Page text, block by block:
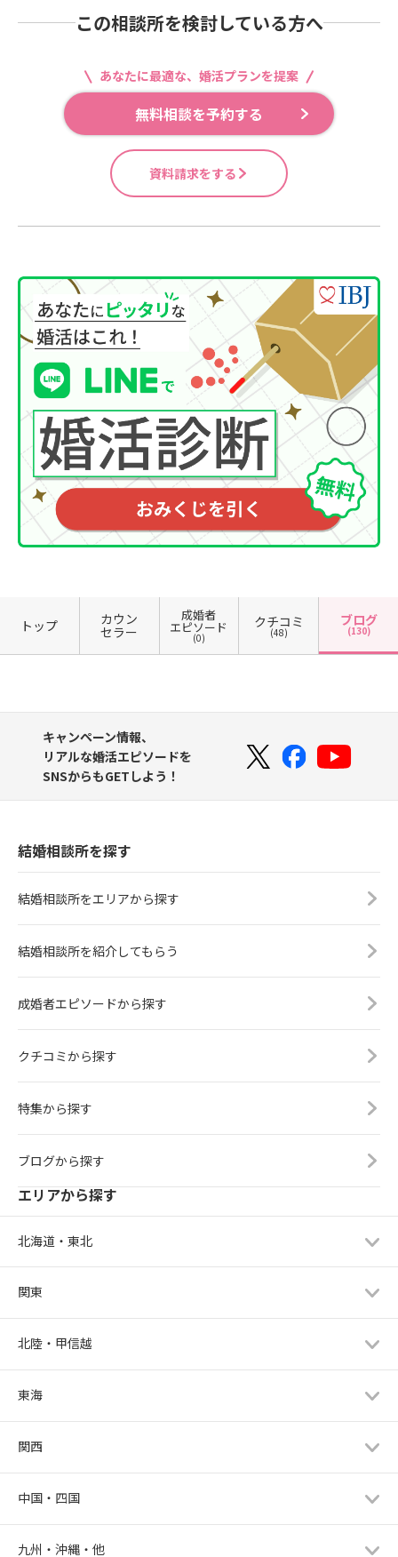
この相談所を検討している方へ
あなたに最適な、婚活プランを提案
無料相談を予約する
資料請求をする
トップ カウン
セラー
成婚者
エピソード
(0)
クチコミ
(48)
ブログ
(130)
キャンペーン情報、
リアルな婚活エピソードを
SNSからもGETしよう！
結婚相談所を探す
結婚相談所をエリアから探す
結婚相談所を紹介してもらう
成婚者エピソードから探す
クチコミから探す
特集から探す
ブログから探す
エリアから探す
北海道・東北
関東
北陸・甲信越
東海
関西
中国・四国
九州・沖縄・他